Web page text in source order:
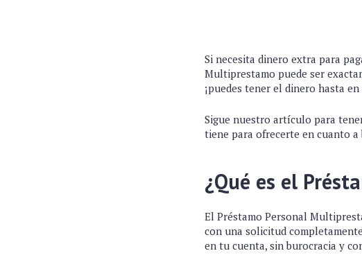
Si necesita dinero extra para
Multiprestamo puede ser
¡puedes tener el dinero hasta
Sigue nuestro artículo para
tiene para ofrecerte en cuanto a
¿Qué es el
El Préstamo Personal
con una solicitud
en tu cuenta, sin burocracia y